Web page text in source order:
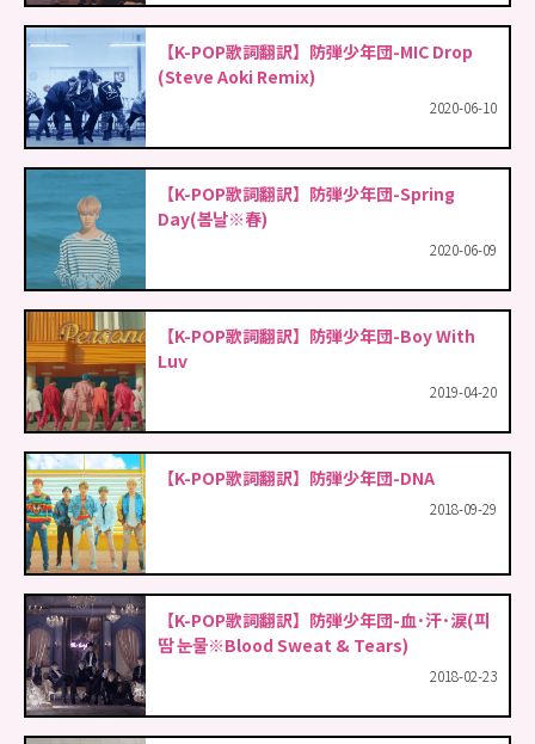
【K-POP歌詞翻訳】防弾少年団-MIC Drop
(Steve Aoki Remix)
2020-06-10
【K-POP歌詞翻訳】防弾少年団-Spring
Day(봄날※春)
2020-06-09
【K-POP歌詞翻訳】防弾少年団-Boy With
Luv
2019-04-20
【K-POP歌詞翻訳】防弾少年団-DNA
2018-09-29
【K-POP歌詞翻訳】防弾少年団-血･汗･涙(피
땀 눈물※Blood Sweat & Tears)
2018-02-23